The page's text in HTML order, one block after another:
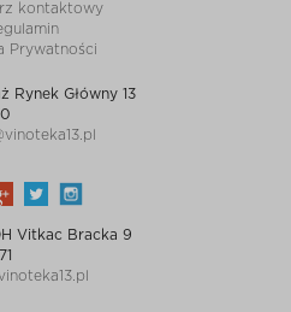
kontaktowy
Prywatności
Rynek Główny 13
Vitkac Bracka 9